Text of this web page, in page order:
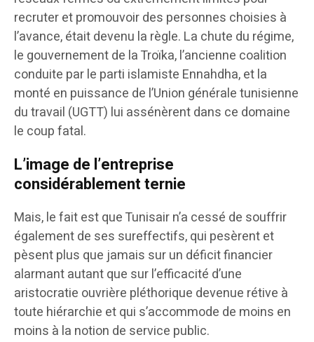
recruter et promouvoir des personnes choisies à
l’avance, était devenu la règle. La chute du régime,
le gouvernement de la Troïka, l’ancienne coalition
conduite par le parti islamiste Ennahdha, et la
monté en puissance de l’Union générale tunisienne
du travail (UGTT) lui assénèrent dans ce domaine
le coup fatal.
L’image de l’entreprise
considérablement ternie
Mais, le fait est que Tunisair n’a cessé de souffrir
également de ses sureffectifs, qui pesèrent et
pèsent plus que jamais sur un déficit financier
alarmant autant que sur l’efficacité d’une
aristocratie ouvrière pléthorique devenue rétive à
toute hiérarchie et qui s’accommode de moins en
moins à la notion de service public.